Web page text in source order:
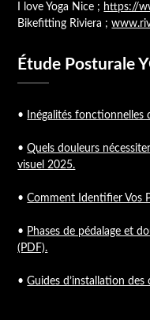
I love Yoga Nice ; https://
Bikefitting Riviera ;
Étude Posturale
• Inégalités fonctionnelles
•Quels douleurs
visuel 2025.
•Comment Identifier Vos
• Phases de pédalage et
(PDF).
•Guides d’installation des